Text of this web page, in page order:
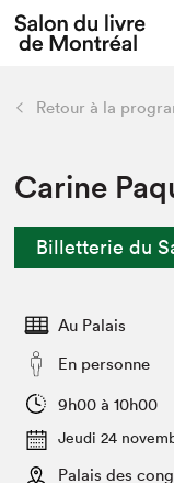
Espace
Espace
Préparer
Actualités
SLM PRO
retour
Préparer sa
Salon dans la
Projets
Liens pratiques
Retour à la
Carine
Billetterie du
Au Palais
En personne
9h00 à 10h00
Jeudi 24
Palais des